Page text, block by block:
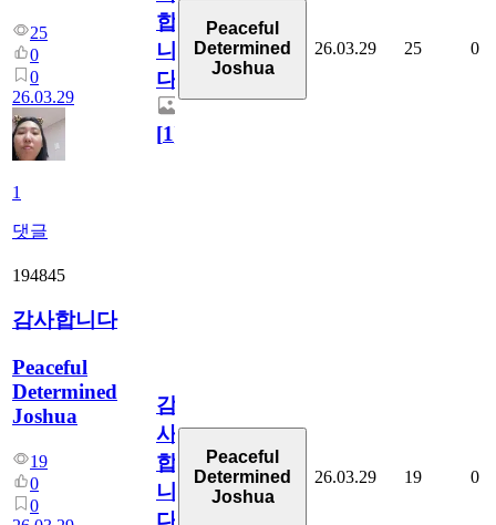
25
0
0
26.03.29
1
댓글
합
니
다
[1]
Peaceful
Determined
Joshua
26.03.29 25 0
194845
감사합니다
Peaceful
Determined
Joshua
19
0
0
감
사
합
니
다
Peaceful
Determined
Joshua
26.03.29 19 0